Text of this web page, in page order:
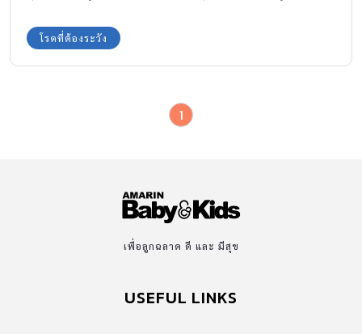
บุหรี่มือสาม”
โรคที่ต้องระวัง
1
เพื่อลูกฉลาด ดี และ มีสุข
USEFUL LINKS